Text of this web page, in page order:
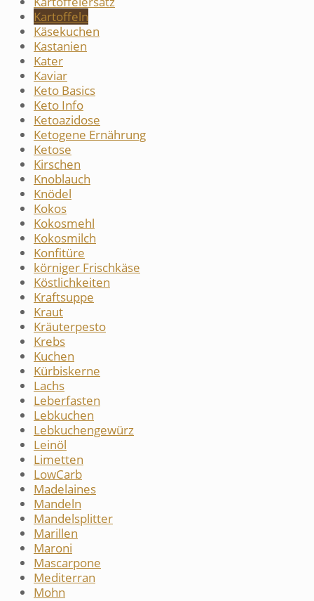
Kartoffeln
Käsekuchen
Kastanien
Kater
Kaviar
Keto Basics
Keto Info
Ketoazidose
Ketogene Ernährung
Ketose
Kirschen
Knoblauch
Knödel
Kokos
Kokosmehl
Kokosmilch
Konfitüre
körniger Frischkäse
Köstlichkeiten
Kraftsuppe
Kraut
Kräuterpesto
Krebs
Kuchen
Kürbiskerne
Lachs
Leberfasten
Lebkuchen
Lebkuchengewürz
Leinöl
Limetten
LowCarb
Madelaines
Mandeln
Mandelsplitter
Marillen
Maroni
Mascarpone
Mediterran
Mohn